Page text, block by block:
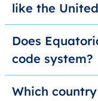
like the
Does
code system?
Which